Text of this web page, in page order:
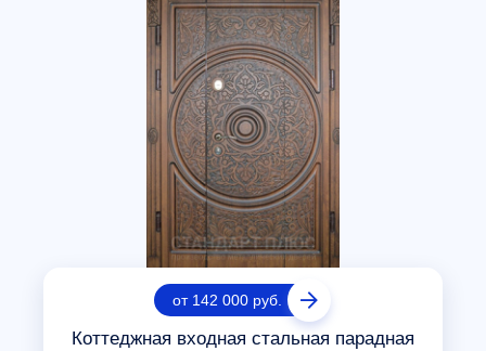
от 142 000 руб.
Коттеджная входная стальная парадная